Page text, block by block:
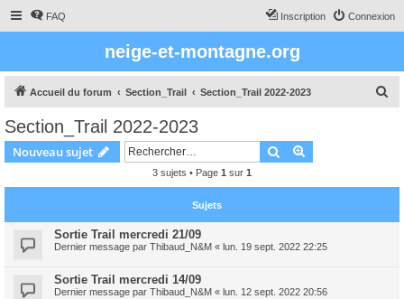
FAQ Connexion
Inscription
neige-et-montagne.org
Accueil du forum Section_Trail Section_Trail 2022-2023
c
Section_Trail 2022-2023
Nouveau sujet Rechercher
3 sujets • Page 1 sur 1
Sujets
Sortie Trail mercredi 21/09
Dernier message par Thibaud_N&M « lun. 19 sept. 2022 22:25
Sortie Trail mercredi 14/09
Dernier message par Thibaud_N&M « lun. 12 sept. 2022 20:56